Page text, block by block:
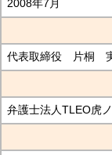
2008年7月
代表取締役 片桐
弁護士法人TLEO虎